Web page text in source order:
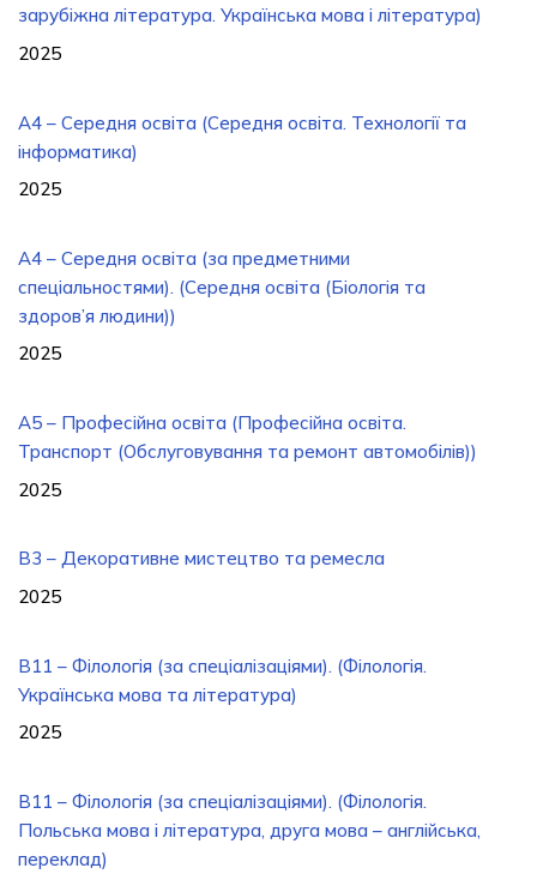
зарубіжна література. Українська мова і література)
2025
А4 – Середня освіта (Середня освіта. Технології та
інформатика)
2025
А4 – Середня освіта (за предметними
спеціальностями). (Середня освіта (Біологія та
здоров’я людини))
2025
А5 – Професійна освіта (Професійна освіта.
Транспорт (Обслуговування та ремонт автомобілів))
2025
В3 – Декоративне мистецтво та ремесла
2025
В11 – Філологія (за спеціалізаціями). (Філологія.
Українська мова та література)
2025
В11 – Філологія (за спеціалізаціями). (Філологія.
Польська мова і література, друга мова – англійська,
переклад)